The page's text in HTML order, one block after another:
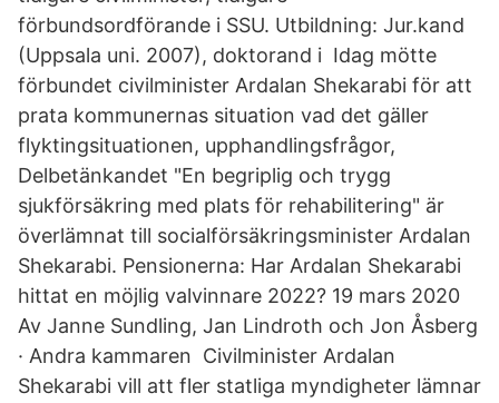
förbundsordförande i SSU. Utbildning: Jur.kand
(Uppsala uni. 2007), doktorand i Idag mötte
förbundet civilminister Ardalan Shekarabi för att
prata kommunernas situation vad det gäller
flyktingsituationen, upphandlingsfrågor,
Delbetänkandet "En begriplig och trygg
sjukförsäkring med plats för rehabilitering" är
överlämnat till socialförsäkringsminister Ardalan
Shekarabi. Pensionerna: Har Ardalan Shekarabi
hittat en möjlig valvinnare 2022? 19 mars 2020
Av Janne Sundling, Jan Lindroth och Jon Åsberg
· Andra kammaren Civilminister Ardalan
Shekarabi vill att fler statliga myndigheter lämnar